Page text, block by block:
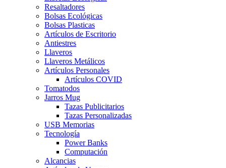
Resaltadores
Bolsas Ecológicas
Bolsas Plasticas
Artículos de Escritorio
Antiestres
Llaveros
Llaveros Metálicos
Artículos Personales
Artículos COVID
Tomatodos
Jarros Mug
Tazas Publicitarios
Tazas Personalizadas
USB Memorias
Tecnología
Power Banks
Computación
Alcancias